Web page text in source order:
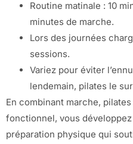
Routine matinale : 10
minutes de marche.
Lors des journées
sessions.
Variez pour éviter
lendemain, pilates le
En combinant marche,
fonctionnel, vous
préparation physique qui